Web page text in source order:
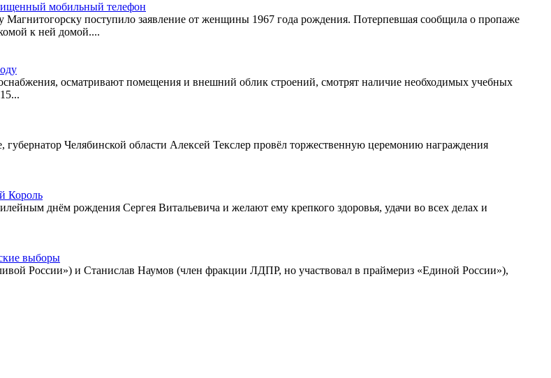
мобильный телефон
поступило заявление от женщины 1967 года рождения. Потерпевшая сообщила о пропаже
к ней домой....
осматривают помещения и внешний облик строений, смотрят наличие необходимых учебных
губернатор Челябинской области Алексей Текслер провёл торжественную церемонию награждения
Король
днём рождения Сергея Витальевича и желают ему крепкого здоровья, удачи во всех делах и
выборы
России») и Станислав Наумов (член фракции ЛДПР, но участвовал в праймериз «Единой России»),